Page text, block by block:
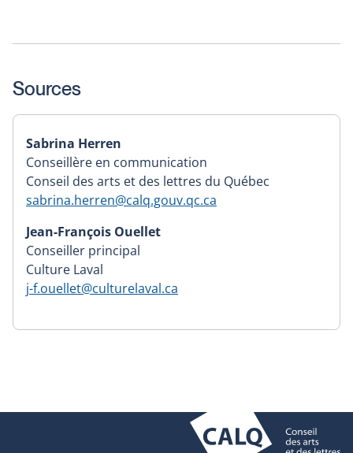
Sources
Sabrina Herren
Conseillère en communication
Conseil des arts et des lettres du Québec
sabrina.herren@calq.gouv.qc.ca
Jean-François Ouellet
Conseiller principal
Culture Laval
j-f.ouellet@culturelaval.ca